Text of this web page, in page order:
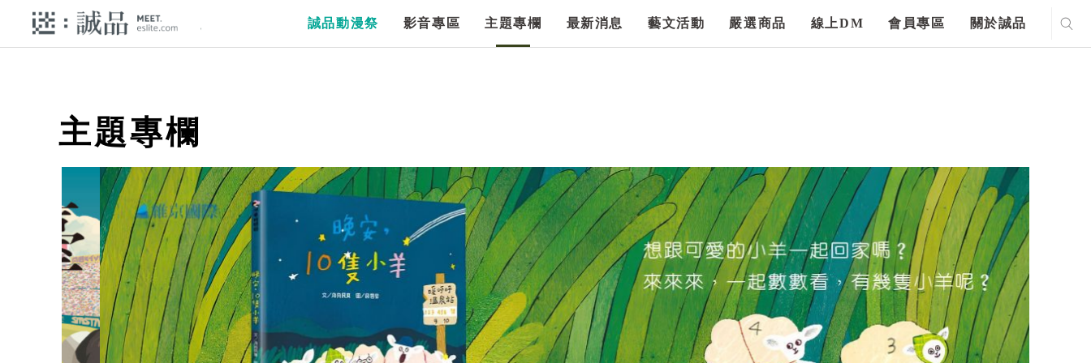
誠品動漫祭 影音專區 主題專欄 最新消息 藝文活動 嚴選商品 線上DM 會員專區 關於誠品
主題專欄